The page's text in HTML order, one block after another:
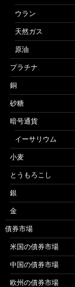
ウラン
天然ガス
原油
プラチナ
銅
砂糖
暗号通貨
イーサリウム
小麦
とうもろこし
銀
金
債券市場
米国の債券市場
中国の債券市場
欧州の債券市場